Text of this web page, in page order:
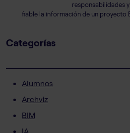
responsabilidades
fiable la información de un proyecto
Categorías
Alumnos
Archviz
BIM
IA